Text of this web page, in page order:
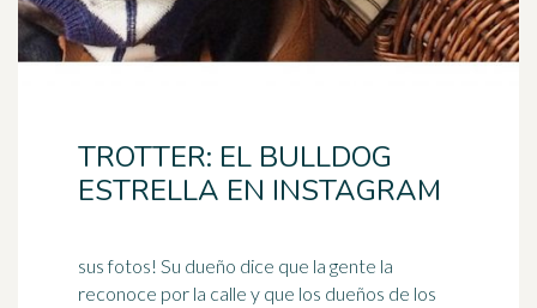
TROTTER: EL BULLDOG
ESTRELLA EN INSTAGRAM
sus fotos! Su dueño dice que la gente la
reconoce por la calle y que los dueños de los